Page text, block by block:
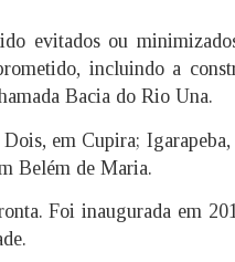
evitados ou
incluindo a
Bacia do Rio Una.
em Cupira;
Belém de Maria.
Foi inaugurada em